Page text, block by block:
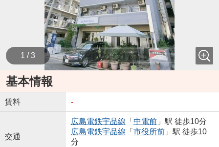
1 / 3
基本情報
賃料 -
交通
広島電鉄宇品線 「 中電前」駅 徒歩10分
広島電鉄宇品線 「 市役所前」駅 徒歩10
分